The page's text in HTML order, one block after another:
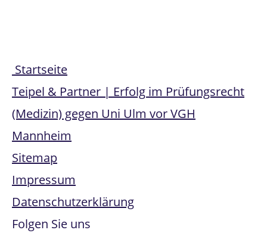
Startseite
Teipel & Partner | Erfolg im Prüfungsrecht
(Medizin) gegen Uni Ulm vor VGH
Mannheim
Sitemap
Impressum
Datenschutzerklärung
Folgen Sie uns